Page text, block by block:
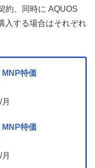
約、同時に AQUOS
入する場合はそれぞれ
MNP特価
MNP特価